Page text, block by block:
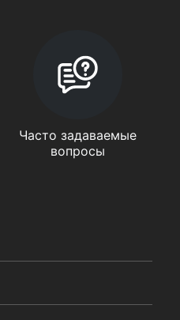
Часто задаваемые
вопросы